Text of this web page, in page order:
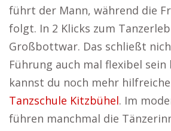
führt der Mann, während die
folgt. In 2 Klicks zum
Großbottwar. Das schließt
Führung auch mal flexibel sein
kannst du noch mehr
Tanzschule Kitzbühel. Im
führen manchmal die